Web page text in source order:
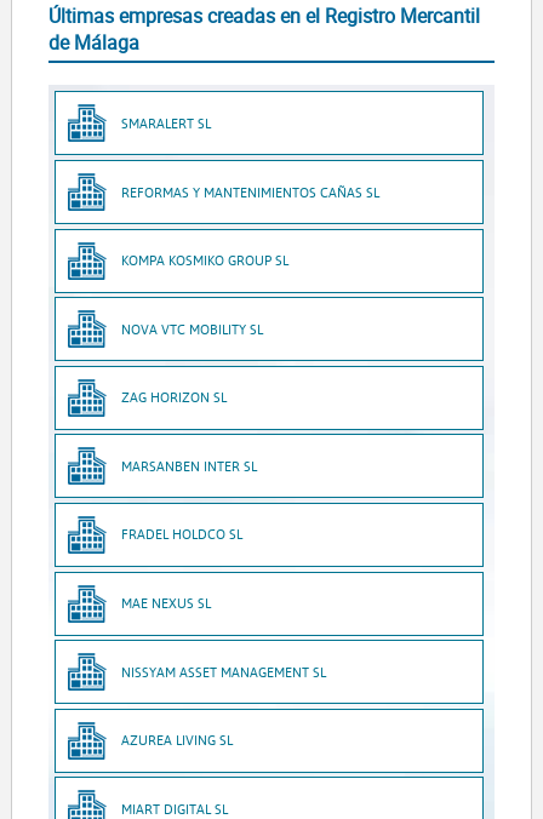
Últimas empresas creadas en el Registro Mercantil
de Málaga
SMARALERT SL
REFORMAS Y MANTENIMIENTOS CAÑAS SL
KOMPA KOSMIKO GROUP SL
NOVA VTC MOBILITY SL
ZAG HORIZON SL
MARSANBEN INTER SL
FRADEL HOLDCO SL
MAE NEXUS SL
NISSYAM ASSET MANAGEMENT SL
AZUREA LIVING SL
MIART DIGITAL SL